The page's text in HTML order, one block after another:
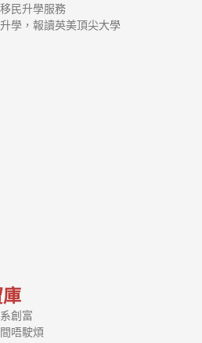
民升學服務
學，報讀英美頂尖大學
創富
唔駛煩